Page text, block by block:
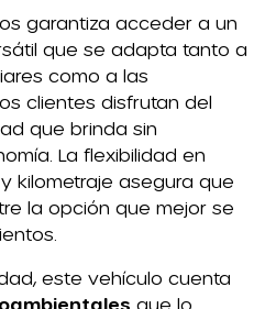
garantiza acceder a un
que se adapta tanto a
como a las
clientes disfrutan del
que brinda sin
La flexibilidad en
kilometraje asegura que
la opción que mejor se
este vehículo cuenta
que lo